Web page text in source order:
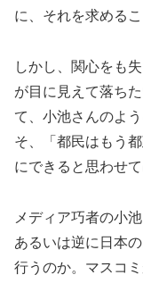
に、それを求めるこ
しかし、関心をも
が目に見えて落ち
て、小池さんのよ
そ、「都民はもう
にできると思わせて
メディア巧者の小
あるいは逆に日本
行うのか。マスコ